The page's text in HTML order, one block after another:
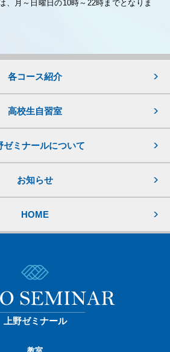
、月～日曜日の10時～22時までとなりま
各コース紹介
高校生自習室
ゼミナールについて
お知らせ
HOME
上野ゼミナール